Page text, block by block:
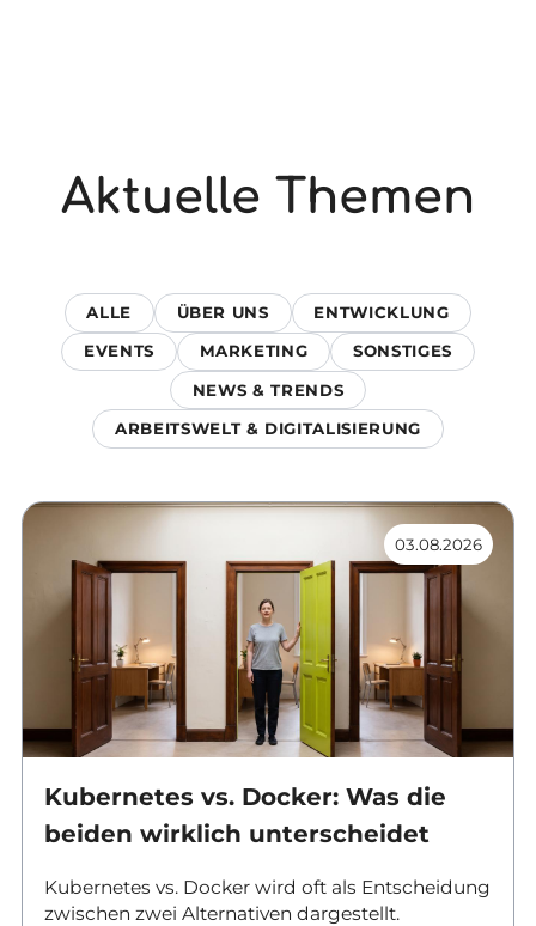
Aktuelle Themen
ALLE ÜBER UNS ENTWICKLUNG
EVENTS MARKETING SONSTIGES
NEWS & TRENDS
ARBEITSWELT & DIGITALISIERUNG
03.08.2026
Kubernetes vs. Docker: Was die
beiden wirklich unterscheidet
Kubernetes vs. Docker wird oft als Entscheidung
zwischen zwei Alternativen dargestellt.